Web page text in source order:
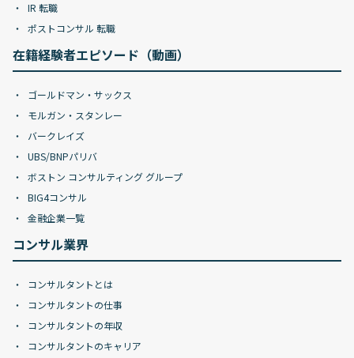
IR 転職
ポストコンサル 転職
在籍経験者エピソード（動画）
ゴールドマン・サックス
モルガン・スタンレー
バークレイズ
UBS/BNPパリバ
ボストン コンサルティング グループ
BIG4コンサル
金融企業一覧
コンサル業界
コンサルタントとは
コンサルタントの仕事
コンサルタントの年収
コンサルタントのキャリア